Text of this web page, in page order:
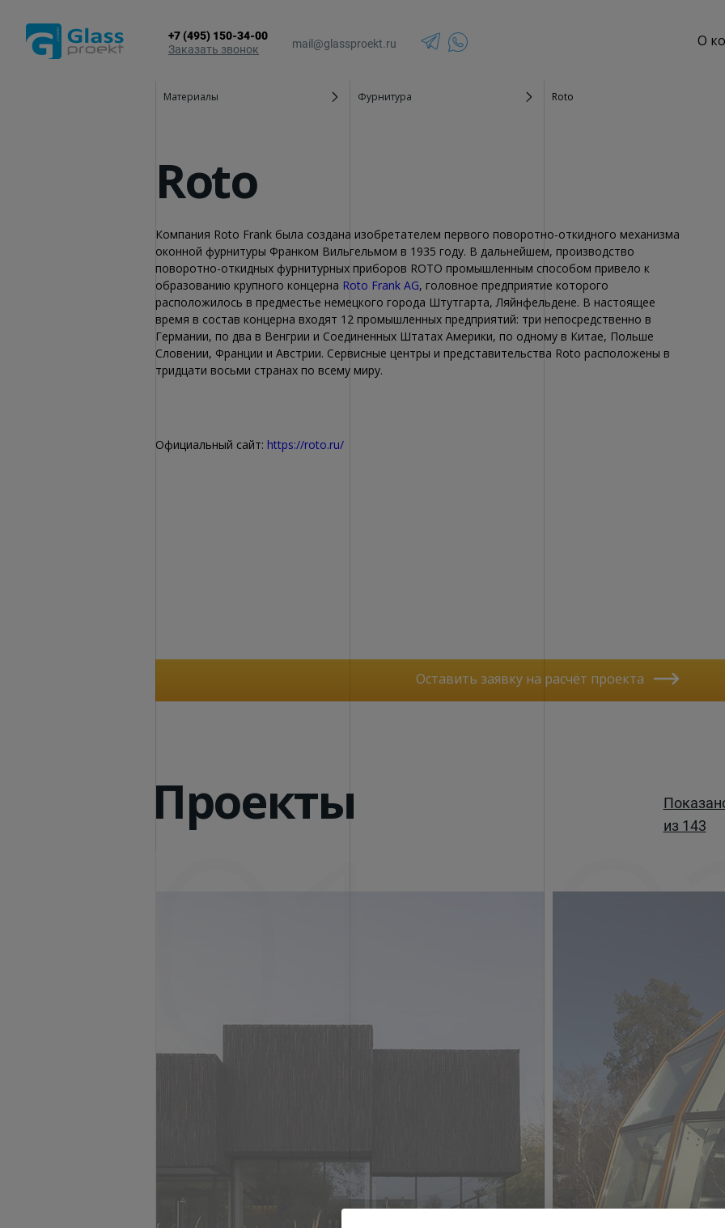
+7 (495) 150-34-00
Заказать звонок
mail@glassproekt.ru О
Алюминиевые входные группы
Материалы Фурнитура Roto
Roto
Компания Roto Frank была создана изобретателем первого поворотно-откидного механизма
оконной фурнитуры Франком Вильгельмом в 1935 году. В дальнейшем, производство
поворотно-откидных фурнитурных приборов ROTO промышленным способом привело к
образованию крупного концерна Roto Frank AG, головное предприятие которого
расположилось в предместье немецкого города Штутгарта, Ляйнфельдене. В настоящее
время в состав концерна входят 12 промышленных предприятий: три непосредственно в
Германии, по два в Венгрии и Соединенных Штатах Америки, по одному в Китае, Польше
Словении, Франции и Австрии. Сервисные центры и представительства Roto расположены в
тридцати восьми странах по всему миру.
Официальный сайт: https://roto.ru/
Оставить заявку на расчёт проекта
Проекты
из 143
01